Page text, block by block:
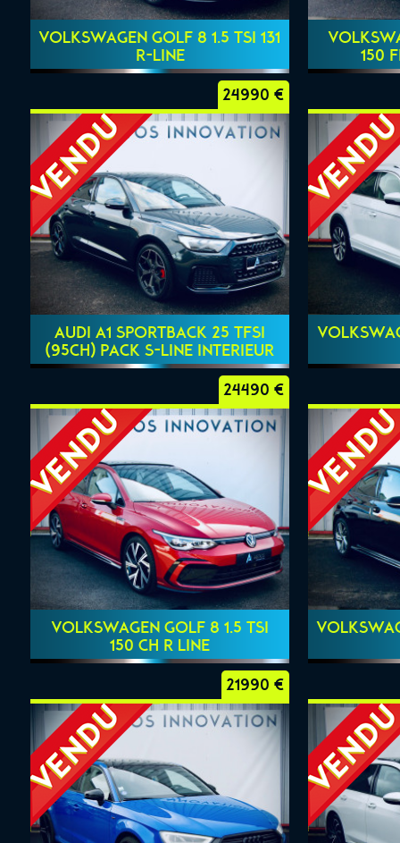
VOLKSWAGEN GOLF 8 1.5 TSI 131
R-LINE
150
24990 €
AUDI A1 SPORTBACK 25 TFSI
(95ch) PACK S-LINE INTERIEUR
24490 €
VOLKSWAGEN GOLF 8 1.5 TSI
150 CH R LINE
21990 €